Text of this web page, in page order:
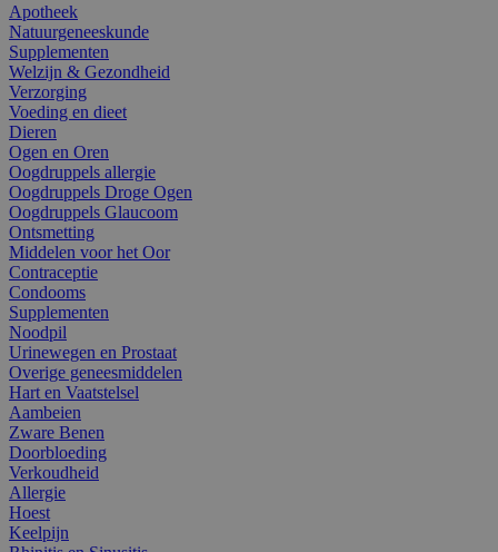
Apotheek
Natuurgeneeskunde
Supplementen
Welzijn & Gezondheid
Verzorging
Voeding en dieet
Dieren
Ogen en Oren
Oogdruppels allergie
Oogdruppels Droge Ogen
Oogdruppels Glaucoom
Ontsmetting
Middelen voor het Oor
Contraceptie
Condooms
Supplementen
Noodpil
Urinewegen en Prostaat
Overige geneesmiddelen
Hart en Vaatstelsel
Aambeien
Zware Benen
Doorbloeding
Verkoudheid
Allergie
Hoest
Keelpijn